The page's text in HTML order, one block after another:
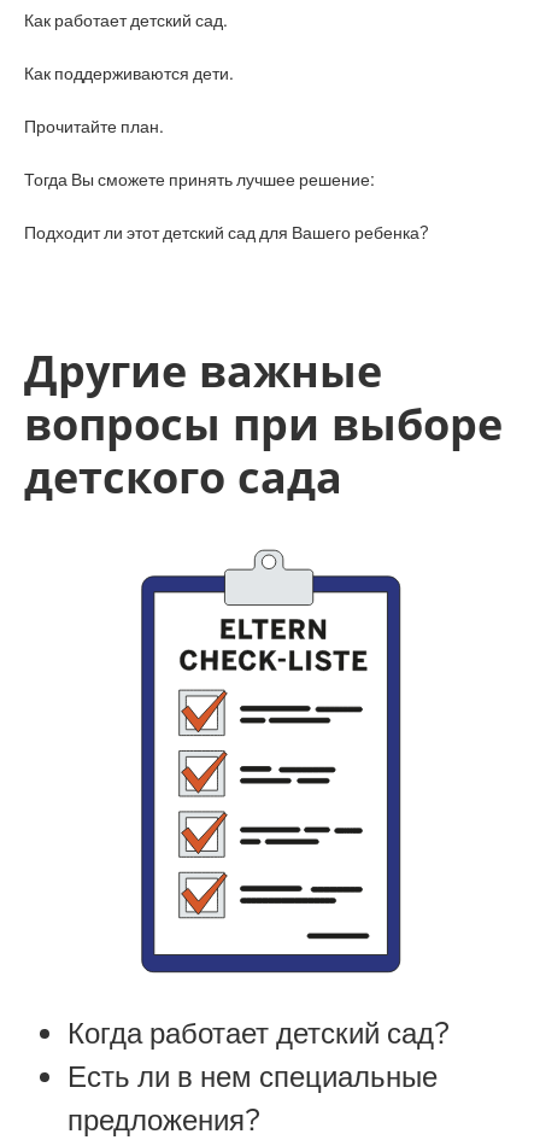
Как работает детский сад.
Как поддерживаются дети.
Прочитайте план.
Тогда Вы сможете принять лучшее решение:
Подходит ли этот детский сад для Вашего ребенка?
Другие важные
вопросы при выборе
детского сада
Когда работает детский сад?
Есть ли в нем специальные
предложения?